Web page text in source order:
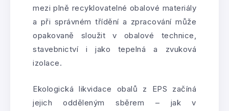
mezi plně recyklovatelné obalové materiály
a při správném třídění a zpracování může
opakovaně sloužit v obalové technice,
stavebnictví i jako tepelná a zvuková
izolace.
Ekologická likvidace obalů z EPS začíná
jejich odděleným sběrem – jak v